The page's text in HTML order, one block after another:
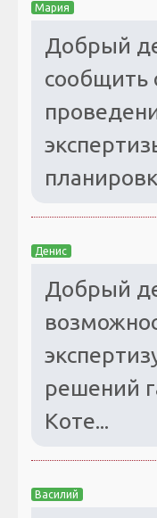
Мария
Добрый
сообщить
Денис
Добрый
решений
Коте...
Василий